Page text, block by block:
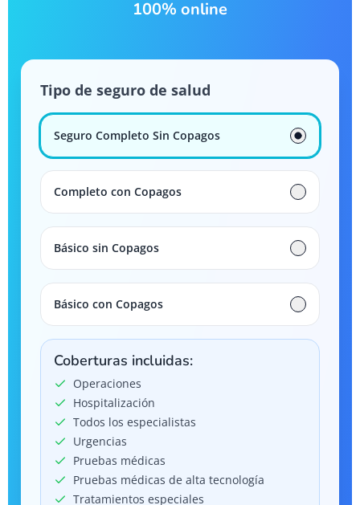
100% online
Tipo de seguro de salud
Seguro Completo Sin Copagos
Completo con Copagos
Básico sin Copagos
Básico con Copagos
Coberturas incluidas:
Operaciones
Hospitalización
Todos los especialistas
Urgencias
Pruebas médicas
Pruebas médicas de alta tecnología
Tratamientos especiales